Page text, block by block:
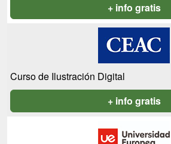
+ info gratis
Curso de Ilustración Digital
+ info gratis